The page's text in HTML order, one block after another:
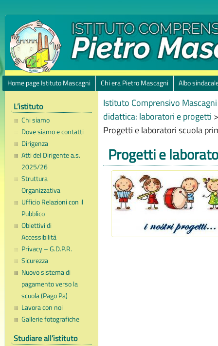
Home page Istituto Mascagni Chi era Pietro Mascagni Albo
L’istituto
Chi siamo
Dove siamo e contatti
Dirigenza
Atti del Dirigente a.s.
2025/26
Struttura
Organizzativa
Ufficio Relazioni con il
Pubblico
Obiettivi di
Accessibilità
Privacy – G.D.P.R.
Sicurezza
Nuovo sistema di
pagamento verso la
scuola (Pago Pa)
Lavora con noi
Gallerie fotografiche
Studiare all’istituto
Istituto Comprensivo
didattica: laboratori e progetti
Progetti e laboratori scuola
Progetti e